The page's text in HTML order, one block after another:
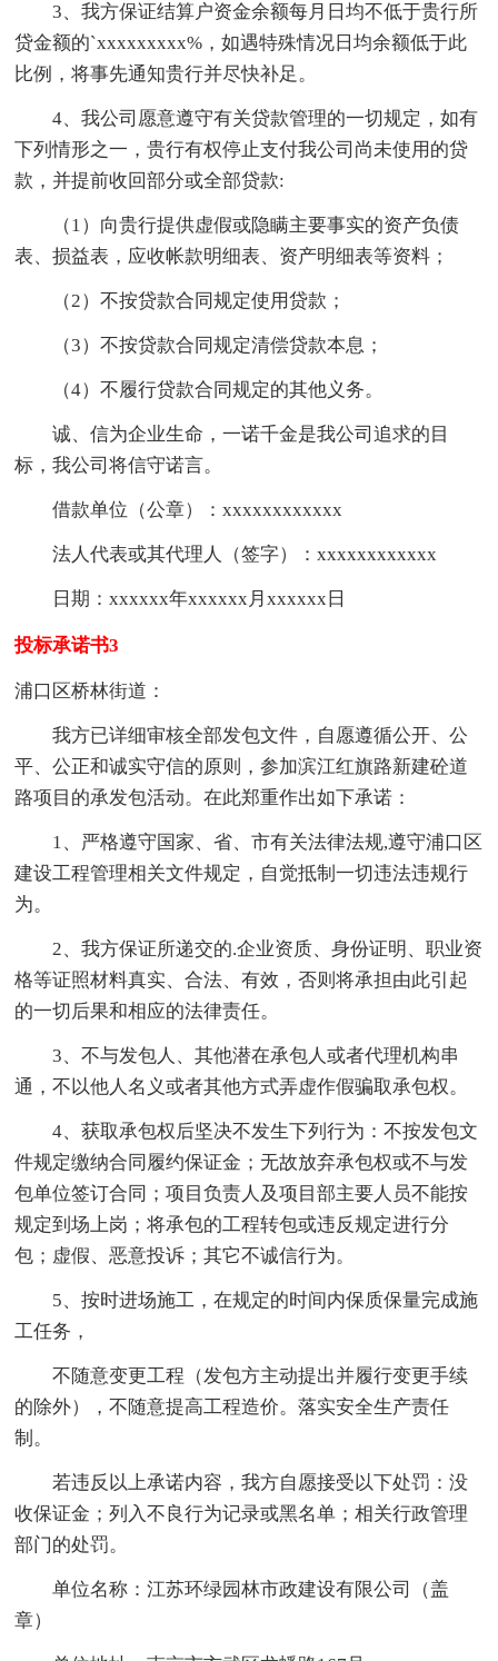
3、我方保证结算户资金余额每月日均不低于贵行所
贷金额的`xxxxxxxxx%，如遇特殊情况日均余额低于此
比例，将事先通知贵行并尽快补足。
4、我公司愿意遵守有关贷款管理的一切规定，如有
下列情形之一，贵行有权停止支付我公司尚未使用的贷
款，并提前收回部分或全部贷款:
（1）向贵行提供虚假或隐瞒主要事实的资产负债
表、损益表，应收帐款明细表、资产明细表等资料；
（2）不按贷款合同规定使用贷款；
（3）不按贷款合同规定清偿贷款本息；
（4）不履行贷款合同规定的其他义务。
诚、信为企业生命，一诺千金是我公司追求的目
标，我公司将信守诺言。
借款单位（公章）：xxxxxxxxxxxx
法人代表或其代理人（签字）：xxxxxxxxxxxx
日期：xxxxxx年xxxxxx月xxxxxx日
投标承诺书3
浦口区桥林街道：
我方已详细审核全部发包文件，自愿遵循公开、公
平、公正和诚实守信的原则，参加滨江红旗路新建砼道
路项目的承发包活动。在此郑重作出如下承诺：
1、严格遵守国家、省、市有关法律法规,遵守浦口区
建设工程管理相关文件规定，自觉抵制一切违法违规行
为。
2、我方保证所递交的.企业资质、身份证明、职业资
格等证照材料真实、合法、有效，否则将承担由此引起
的一切后果和相应的法律责任。
3、不与发包人、其他潜在承包人或者代理机构串
通，不以他人名义或者其他方式弄虚作假骗取承包权。
4、获取承包权后坚决不发生下列行为：不按发包文
件规定缴纳合同履约保证金；无故放弃承包权或不与发
包单位签订合同；项目负责人及项目部主要人员不能按
规定到场上岗；将承包的工程转包或违反规定进行分
包；虚假、恶意投诉；其它不诚信行为。
5、按时进场施工，在规定的时间内保质保量完成施
工任务，
不随意变更工程（发包方主动提出并履行变更手续
的除外），不随意提高工程造价。落实安全生产责任
制。
若违反以上承诺内容，我方自愿接受以下处罚：没
收保证金；列入不良行为记录或黑名单；相关行政管理
部门的处罚。
单位名称：江苏环绿园林市政建设有限公司（盖
章）